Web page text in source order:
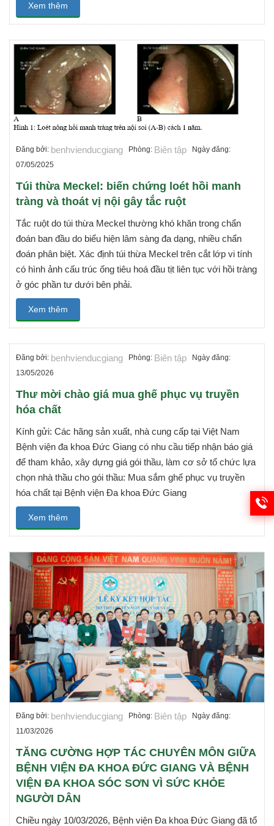
Xem thêm
Đăng bởi: benhvienducgiang Phòng: Biên tập Ngày đăng:
07/05/2025
Túi thừa Meckel: biến chứng loét hồi manh
tràng và thoát vị nội gây tắc ruột
Tắc ruột do túi thừa Meckel thường khó khăn trong chẩn
đoán ban đầu do biểu hiện lâm sàng đa dạng, nhiều chẩn
đoán phân biệt. Xác định túi thừa Meckel trên cắt lớp vi tính
có hình ảnh cấu trúc ống tiêu hoá đầu tịt liên tục với hồi tràng
ở góc phần tư dưới bên phải.
Xem thêm
Đăng bởi: benhvienducgiang Phòng: Biên tập Ngày đăng:
13/05/2026
Thư mời chào giá mua ghế phục vụ truyền
hóa chất
Kính gửi: Các hãng sản xuất, nhà cung cấp tại Việt Nam
Bệnh viện đa khoa Đức Giang có nhu cầu tiếp nhận báo giá
để tham khảo, xây dựng giá gói thầu, làm cơ sở tổ chức lựa
chọn nhà thầu cho gói thầu: Mua sắm ghế phục vụ truyền
hóa chất tại Bệnh viện Đa khoa Đức Giang
Xem thêm
Đăng bởi: benhvienducgiang Phòng: Biên tập Ngày đăng:
11/03/2026
TĂNG CƯỜNG HỢP TÁC CHUYÊN MÔN GIỮA
BỆNH VIỆN ĐA KHOA ĐỨC GIANG VÀ BỆNH
VIỆN ĐA KHOA SÓC SƠN VÌ SỨC KHỎE
NGƯỜI DÂN
Chiều ngày 10/03/2026, Bệnh viện Đa khoa Đức Giang đã tổ